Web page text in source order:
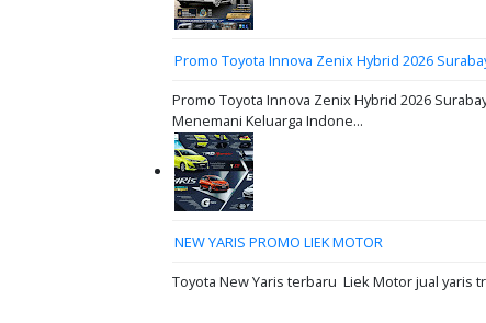
Promo Toyota Innova Zenix Hybrid 2026
Promo Toyota Innova Zenix Hybrid 2026
Menemani Keluarga Indone...
NEW YARIS PROMO LIEK MOTOR
Toyota New Yaris terbaru Liek Motor jual yaris